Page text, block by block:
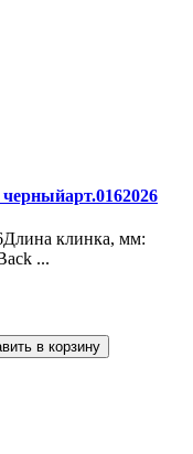
клинка, мм:
...